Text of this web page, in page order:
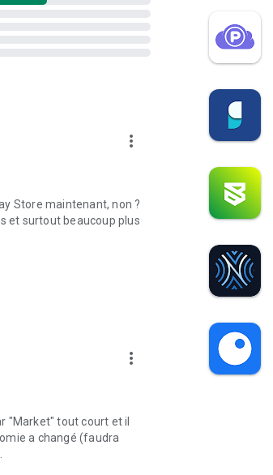
more_vert
Store maintenant, non ?
et surtout beaucoup plus
more_vert
"Market" tout court et il
a changé (faudra